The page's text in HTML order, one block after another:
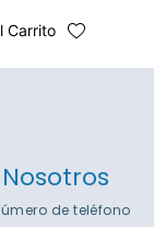
Carrito
de teléfono